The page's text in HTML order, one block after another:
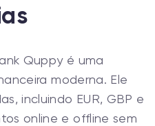
Quppy é uma
moderna. Ele
incluindo EUR, GBP e
online e offline sem